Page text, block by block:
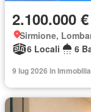
2.100.000 €
Sirmione,
6 Locali
6
9 lug 2026 in